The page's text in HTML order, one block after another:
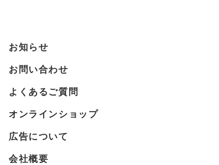
お知らせ
お問い合わせ
よくあるご質問
オンラインショップ
広告について
会社概要